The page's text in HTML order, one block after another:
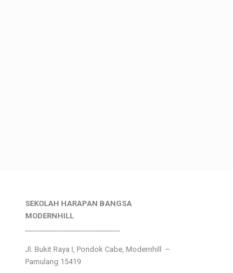
SEKOLAH HARAPAN BANGSA
MODERNHILL
Jl. Bukit Raya I, Pondok Cabe, Modernhill –
Pamulang 15419